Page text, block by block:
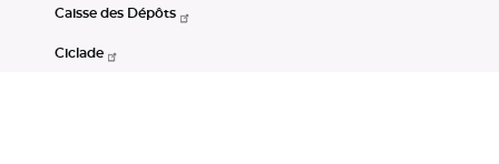
Caisse des Dépôts
Ciclade